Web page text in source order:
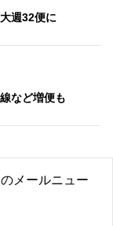
週32便に
など増便も
メールニュー